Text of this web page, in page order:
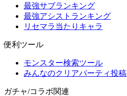
最強サブランキング
最強アシストランキング
リセマラ当たりキャラ
便利ツール
モンスター検索ツール
みんなのクリアパーティ投稿
ガチャ/コラボ関連